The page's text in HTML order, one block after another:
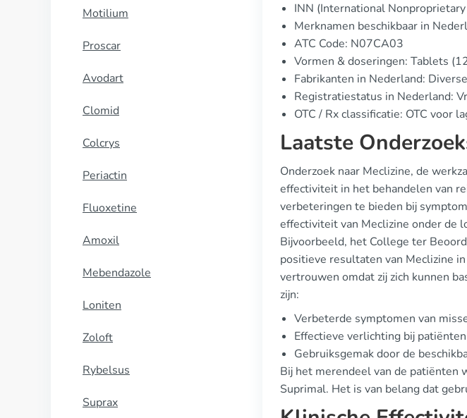
Motilium
Proscar
Avodart
Clomid
Colcrys
Periactin
Fluoxetine
Amoxil
Mebendazole
Loniten
Zoloft
Rybelsus
Suprax
INN (International
Merknamen beschikbaar in
ATC Code: N07CA03
Vormen & doseringen: Tablets
Fabrikanten in Nederland:
Registratiestatus in Nederland:
OTC / Rx classificatie: OTC voor
Laatste
Onderzoek naar Meclizine, de
effectiviteit in het behandelen van
verbeteringen te bieden bij
effectiviteit van Meclizine onder de
Bijvoorbeeld, het College ter
positieve resultaten van Meclizine
vertrouwen omdat zij zich kunnen
zijn:
Verbeterde symptomen van
Effectieve verlichting bij
Gebruiksgemak door de
Bij het merendeel van de patiënten
Suprimal. Het is van belang dat